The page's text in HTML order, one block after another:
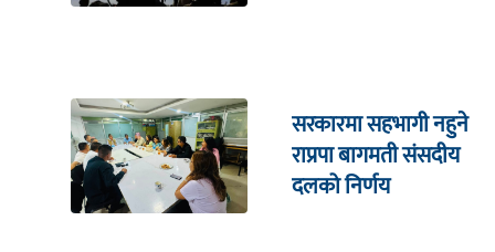
सरकारमा सहभागी नहुने
राप्रपा बागमती संसदीय
दलको निर्णय